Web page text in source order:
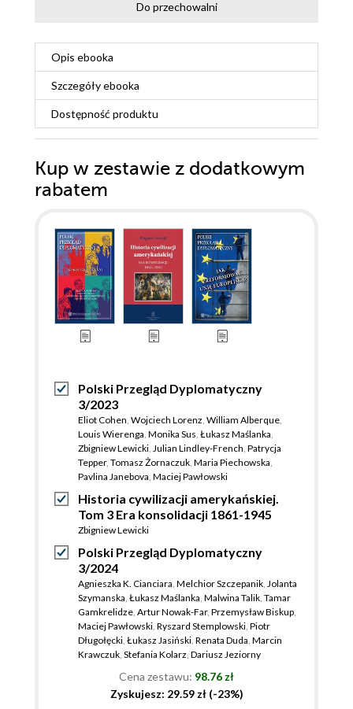
Do przechowalni
Opis ebooka
Szczegółyebooka
Dostępność produktu
Kup w zestawie z dodatkowym
rabatem
Polski Przegląd Dyplomatyczny
3/2023
Eliot Cohen Wojciech Lorenz William Alberque
Louis Wierenga Monika Sus Łukasz Maślanka
Zbigniew Lewicki Julian Lindley-French Patrycja
Tepper, Tomasz Żornaczuk Maria Piechowska
Pavlina Janebova Maciej Pawłowski
Historia cywilizacji amerykańskiej.
Tom 3 Era konsolidacji 1861-1945
Zbigniew Lewicki
Polski Przegląd Dyplomatyczny
3/2024
Agnieszka K. Cianciara Melchior Szczepanik Jolanta
Szymanska Łukasz Maślanka Malwina Talik Tamar
Gamkrelidze Artur Nowak-Far, Przemysław Biskup
Maciej Pawłowski Ryszard Stemplowski Piotr
Długołęcki Łukasz Jasiński Renata Duda Marcin
Krawczuk Stefania Kolarz Dariusz Jeziorny
Cena zestawu: 98.76 zł
Zyskujesz: 29.59 zł (-23%)